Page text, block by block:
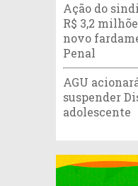
Ação do
R$ 3,2
novo
Penal
AGU
suspender
adolescente